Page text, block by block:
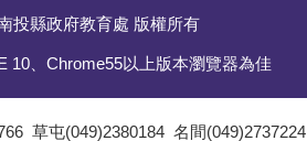
投縣政府教育處 版權所有
10、Chrome55以上版本瀏覽器為佳
草屯(049)2380184 名間(049)2737224